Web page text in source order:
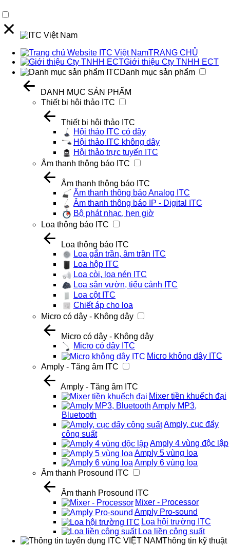
TRANG CHỦ
Giới thiệu Cty TNHH ECT
Danh mục sản phẩm
DANH MỤC SẢN PHẨM
Thiết bị hội thảo ITC
Thiết bị hội thảo ITC
Hội thảo ITC có dây
Hội thảo ITC không dây
Hội thảo trực tuyến ITC
Âm thanh thông báo ITC
Âm thanh thông báo ITC
Âm thanh thông báo Analog ITC
Âm thanh thông báo IP - Digital ITC
Bộ phát nhạc, hẹn giờ
Loa thông báo ITC
Loa thông báo ITC
Loa gắn trần, âm trần ITC
Loa hộp ITC
Loa còi, loa nén ITC
Loa sân vườn, tiểu cảnh ITC
Loa cột ITC
Chiết áp cho loa
Micro có dây - Không dây
Micro có dây - Không dây
Micro có dây ITC
Micro không dây ITC
Amply - Tăng âm ITC
Amply - Tăng âm ITC
Mixer tiền khuếch đại
Amply MP3,
Bluetooth
Amply, cục đẩy
công suất
Amply 4 vùng độc lập
Amply 5 vùng loa
Amply 6 vùng loa
Âm thanh Prosound ITC
Âm thanh Prosound ITC
Mixer - Processor
Amply Pro-sound
Loa hội trường ITC
Loa liền công suất
Thông tin kỹ thuật